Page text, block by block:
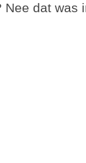
dat was